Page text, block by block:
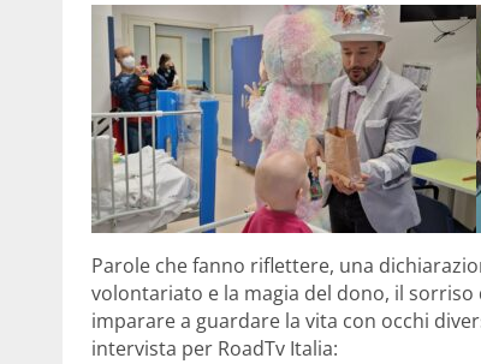
Parole che fanno riflettere, una
volontariato e la magia del dono, il
imparare a guardare la vita con occhi
intervista per RoadTv Italia: